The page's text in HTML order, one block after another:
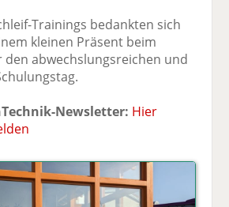
Trainings bedankten sich
kleinen Präsent beim
den abwechslungsreichen und
Newsletter: Hier